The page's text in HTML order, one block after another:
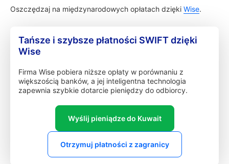
Oszczędzaj na międzynarodowych opłatach dzięki Wise.
Tańsze i szybsze płatności SWIFT dzięki
Wise
Firma Wise pobiera niższe opłaty w porównaniu z
większością banków, a jej inteligentna technologia
zapewnia szybkie dotarcie pieniędzy do odbiorcy.
Wyślij pieniądze do Kuwait
Otrzymuj płatności z zagranicy